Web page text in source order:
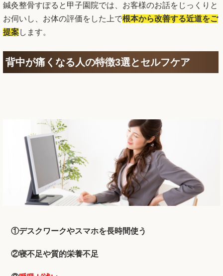
鍼灸整骨すぽると甲子園院では、お客様のお話をじっくりと
お伺いし、お体の評価をした上で根本から改善する近道をご
提案します。
背中が痛くなる人の特徴3選とセルフケア
①デスクワークやスマホを長時間使う
②寝不足や質的栄養不足